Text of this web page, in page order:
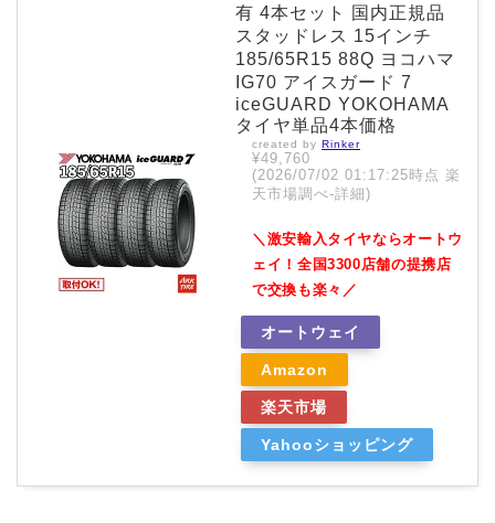
有 4本セット 国内正規品
スタッドレス 15インチ
185/65R15 88Q ヨコハマ
IG70 アイスガード 7
iceGUARD YOKOHAMA
タイヤ単品4本価格
created by Rinker
¥49,760
(2026/07/02 01:17:25時点 楽
天市場調べ-詳細)
＼激安輸入タイヤならオートウ
ェイ！全国3300店舗の提携店
で交換も楽々／
オートウェイ
Amazon
楽天市場
Yahooショッピング